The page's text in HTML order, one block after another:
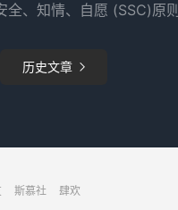
、知情、自愿 (SSC)原则
历史文章 
斯慕社 肆欢